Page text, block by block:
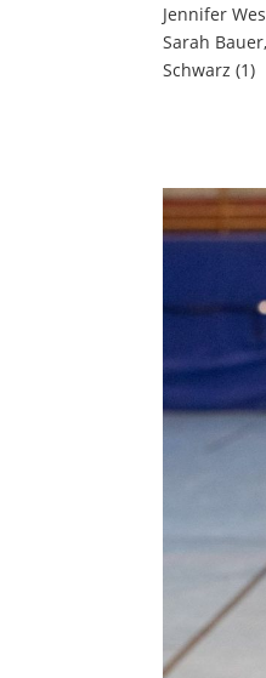
Jennifer
Sarah
Schwarz (1)